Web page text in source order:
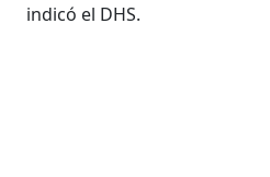
indicó el DHS.